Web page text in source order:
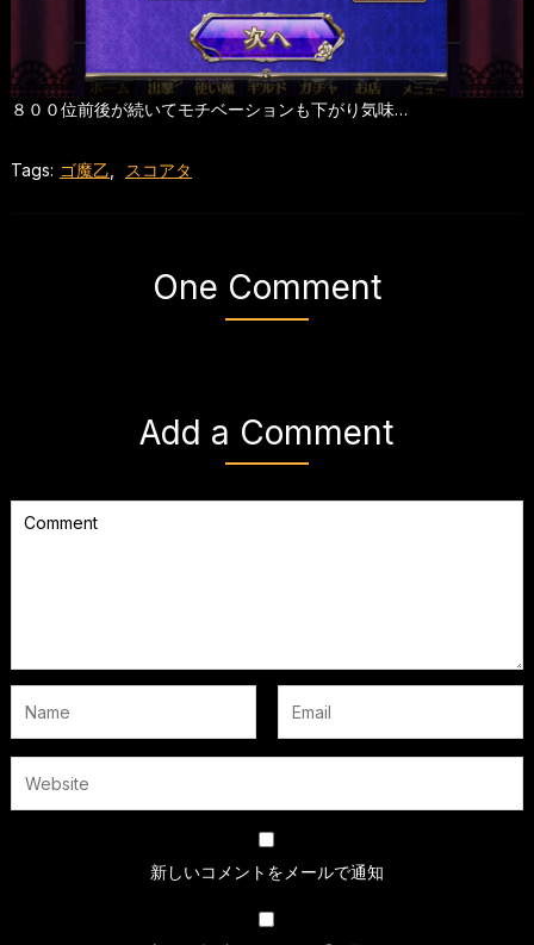
８００位前後が続いてモチベーションも下がり気味…
Tags: ゴ魔乙 スコアタ
One Comment
Add a Comment
新しいコメントをメールで通知